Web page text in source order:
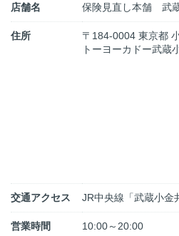
店舗名 保険見直し本舗 武
住所
〒184-0004 東京都
トーヨーカドー武蔵
交通アクセス JR中央線「武蔵小金
営業時間 10:00～20:00